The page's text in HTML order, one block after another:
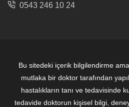
0543 246 10 24
Bu sitedeki içerik bilgilendirme
mutlaka bir doktor tarafından
hastalıkların tanı ve tedavisinde
tedavide doktorun kişisel bilgi,